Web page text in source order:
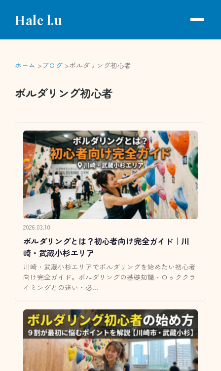
Hale l.u
ホーム ブログ ボルダリング初心者
ボルダリング初心者
2026.03.10
ボルダリングとは？初心者向け完全ガイド｜川
崎・武蔵小杉エリア
川崎・武蔵小杉エリアでボルダリングを始めたい初心者
向け完全ガイド。ボルダリングの基礎知識・ロッククラ
イミングとの違い・必...